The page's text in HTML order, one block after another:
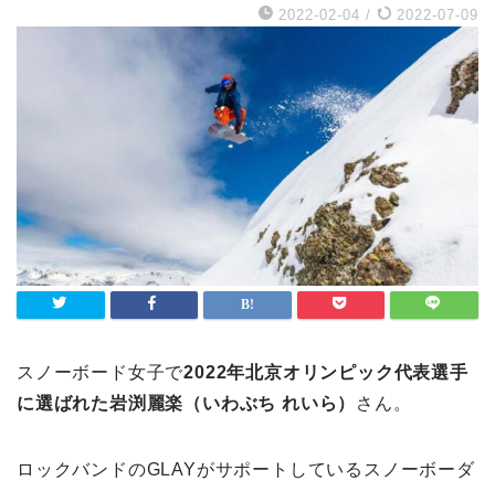
2022-02-04 / 2022-07-09
スノーボード女子で2022年北京オリンピック代表選手
に選ばれた岩渕麗楽（いわぶち れいら）
さん。
ロックバンドのGLAYがサポートしているスノーボーダ